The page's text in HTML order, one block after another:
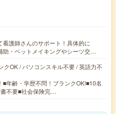
護師さんのサポート！具体的に
助・ベットメイキングやシーツ交…
クOK / パソコンスキル不要 / 英語力不
■年齢・学歴不問！ブランクOK!■10名
不要■社会保険完…